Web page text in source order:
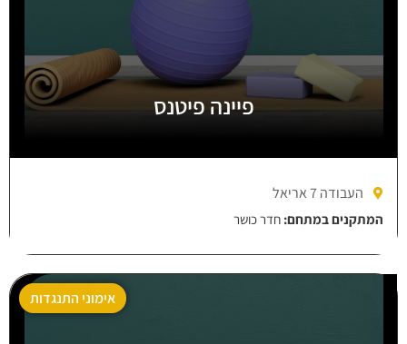
פיינה פיטנס
העבודה 7 אריאל
המתקנים במתחם: חדר כושר
אימוני התנגדות